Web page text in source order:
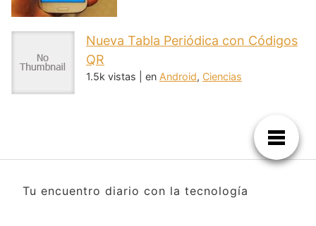
Nueva Tabla Periódica con Códigos
QR
1.5k vistas en Android, Ciencias
Tu encuentro diario con la tecnología